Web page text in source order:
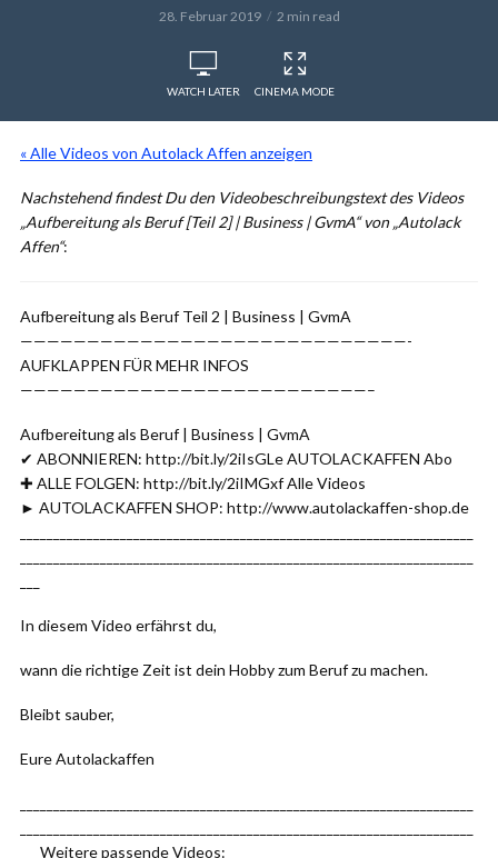
28. Februar 2019 2 min read
WATCH LATER CINEMA MODE
« Alle Videos von Autolack Affen anzeigen
Nachstehend findest Du den Videobeschreibungstext des Videos
„Aufbereitung als Beruf [Teil 2] | Business | GvmA“ von „Autolack
Affen“:
Aufbereitung als Beruf Teil 2 | Business | GvmA
—————————————————————————————-
AUFKLAPPEN FÜR MEHR INFOS
——————————————————————————–
Aufbereitung als Beruf | Business | GvmA
✔ ABONNIEREN: http://bit.ly/2iIsGLe AUTOLACKAFFEN Abo
✚ ALLE FOLGEN: http://bit.ly/2iIMGxf Alle Videos
► AUTOLACKAFFEN SHOP: http://www.autolackaffen-shop.de
In diesem Video erfährst du,
wann die richtige Zeit ist dein Hobby zum Beruf zu machen.
Bleibt sauber,
Eure Autolackaffen
___Weitere passende Videos: